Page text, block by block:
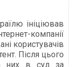
ініціював
компанії
користувачів
Після цього
них в суд за